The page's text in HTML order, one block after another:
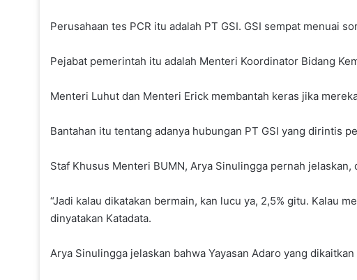
Perusahaan tes PCR itu adalah PT GSI. GSI sempat menuai
Pejabat pemerintah itu adalah Menteri Koordinator Bidang
Menteri Luhut dan Menteri Erick membantah keras jika
Bantahan itu tentang adanya hubungan PT GSI yang dirintis
Staf Khusus Menteri BUMN, Arya Sinulingga pernah
“Jadi kalau dikatakan bermain, kan lucu ya, 2,5% gitu. Kalau
dinyatakan Katadata.
Arya Sinulingga jelaskan bahwa Yayasan Adaro yang